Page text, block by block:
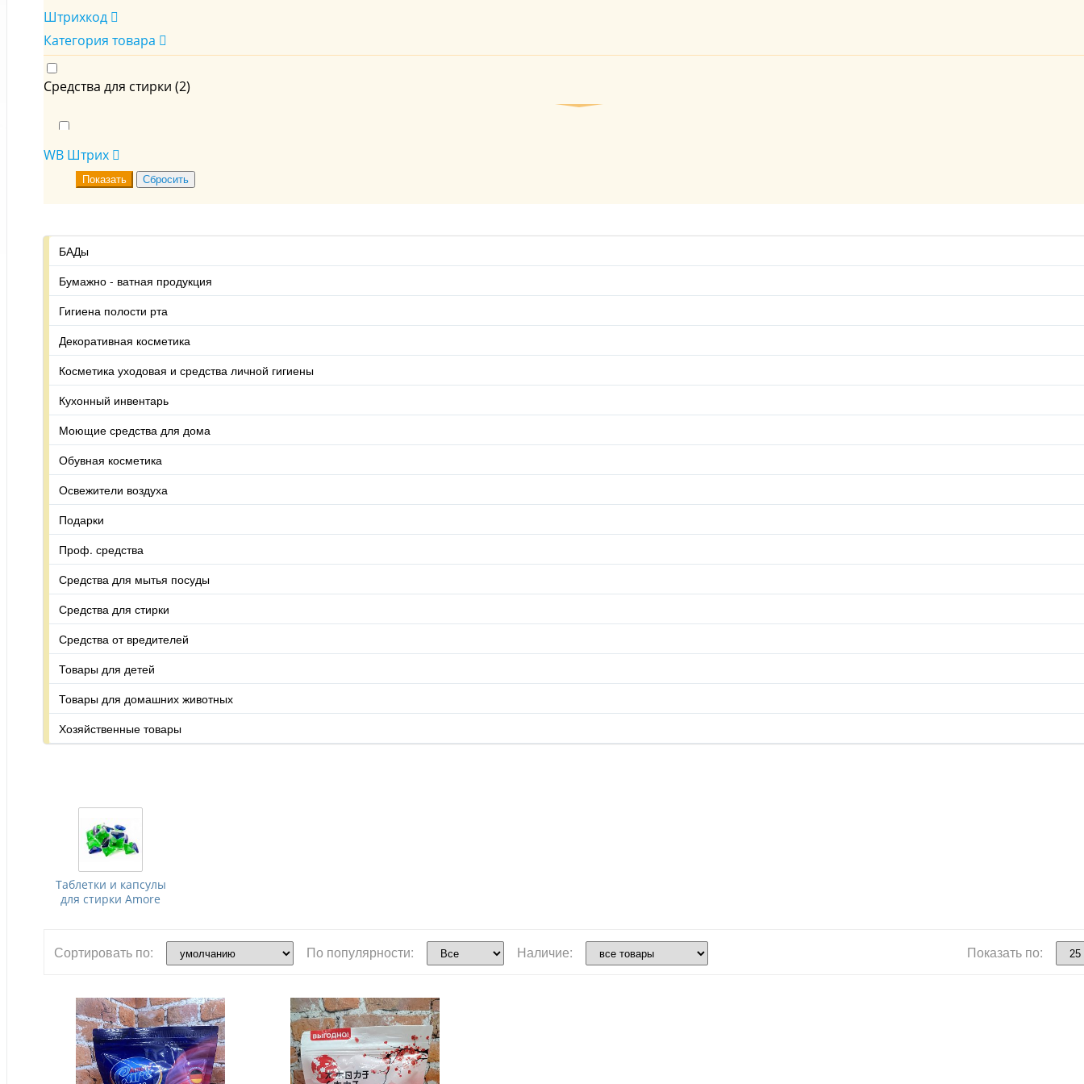
Штрихкод
Категория товара
Средства для стирки (2)
WB Штрих
БАДы
Бумажно - ватная продукция
Гигиена полости рта
Декоративная косметика
Косметика уходовая и средства личной гигиены
Кухонный инвентарь
Моющие средства для дома
Обувная косметика
Освежители воздуха
Подарки
Проф. средства
Средства для мытья посуды
Средства для стирки
Средства от вредителей
Товары для детей
Товары для домашних животных
Хозяйственные товары
Таблетки и капсулы
для стирки Amore
Сортировать по: По популярности: Наличие: Показать по: